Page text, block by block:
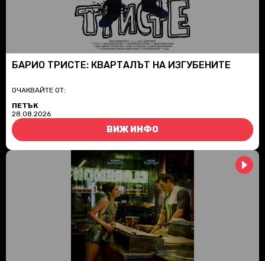
БАРИО ТРИСТЕ: КВАРТАЛЪТ НА ИЗГУБЕНИТЕ
ОЧАКВАЙТЕ ОТ:
ПЕТЪК
28.08.2026
ВИЖ ИНФО